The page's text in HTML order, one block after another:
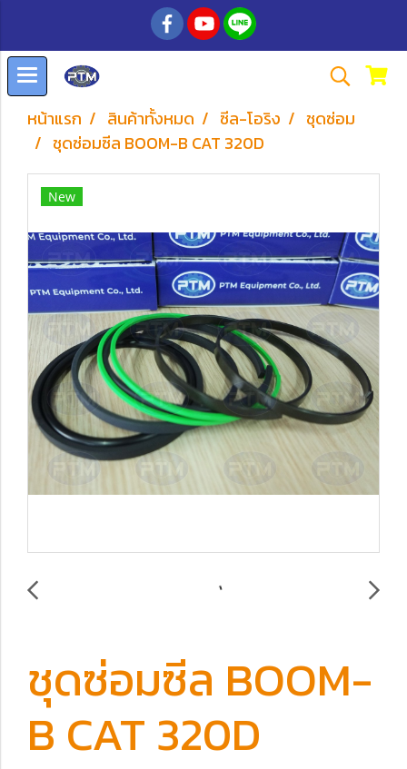
หน้าแรก สินค้าทั้งหมด ซีล-โอริง
ชุดซ่อม
ชุดซ่อมซีล BOOM-B CAT 320D
New
ชุดซ่อมซีล BOOM-
B CAT 320D